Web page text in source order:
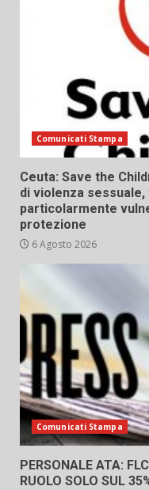
Comunicati Stampa
Ceuta: Save the
di violenza
particolarmente
protezione
6 Agosto 2026
Comunicati Stampa
PERSONALE ATA:
RUOLO SOLO SUL